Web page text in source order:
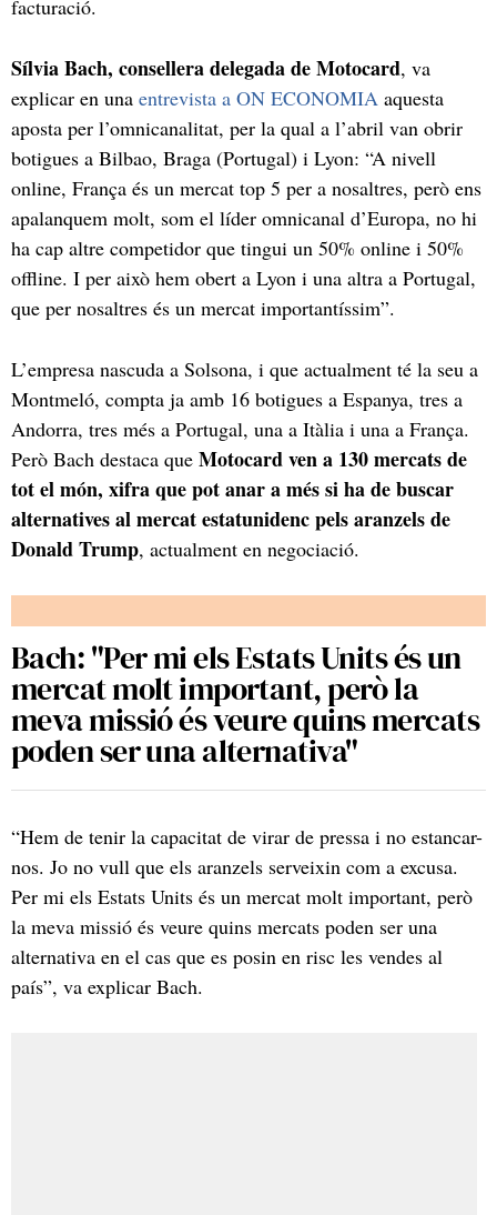
facturació.
Sílvia Bach, consellera delegada de Motocard, va
explicar en una entrevista a ON ECONOMIA aquesta
aposta per l’omnicanalitat, per la qual a l’abril van obrir
botigues a Bilbao, Braga (Portugal) i Lyon: “A nivell
online, França és un mercat top 5 per a nosaltres, però ens
apalanquem molt, som el líder omnicanal d’Europa, no hi
ha cap altre competidor que tingui un 50% online i 50%
offline. I per això hem obert a Lyon i una altra a Portugal,
que per nosaltres és un mercat importantíssim”.
L’empresa nascuda a Solsona, i que actualment té la seu a
Montmeló, compta ja amb 16 botigues a Espanya, tres a
Andorra, tres més a Portugal, una a Itàlia i una a França.
Però Bach destaca que Motocard ven a 130 mercats de
tot el món, xifra que pot anar a més si ha de buscar
alternatives al mercat estatunidenc pels aranzels de
Donald Trump, actualment en negociació.
Bach: "Per mi els Estats Units és un
mercat molt important, però la
meva missió és veure quins mercats
poden ser una alternativa"
“Hem de tenir la capacitat de virar de pressa i no estancar-
nos. Jo no vull que els aranzels serveixin com a excusa.
Per mi els Estats Units és un mercat molt important, però
la meva missió és veure quins mercats poden ser una
alternativa en el cas que es posin en risc les vendes al
país”, va explicar Bach.